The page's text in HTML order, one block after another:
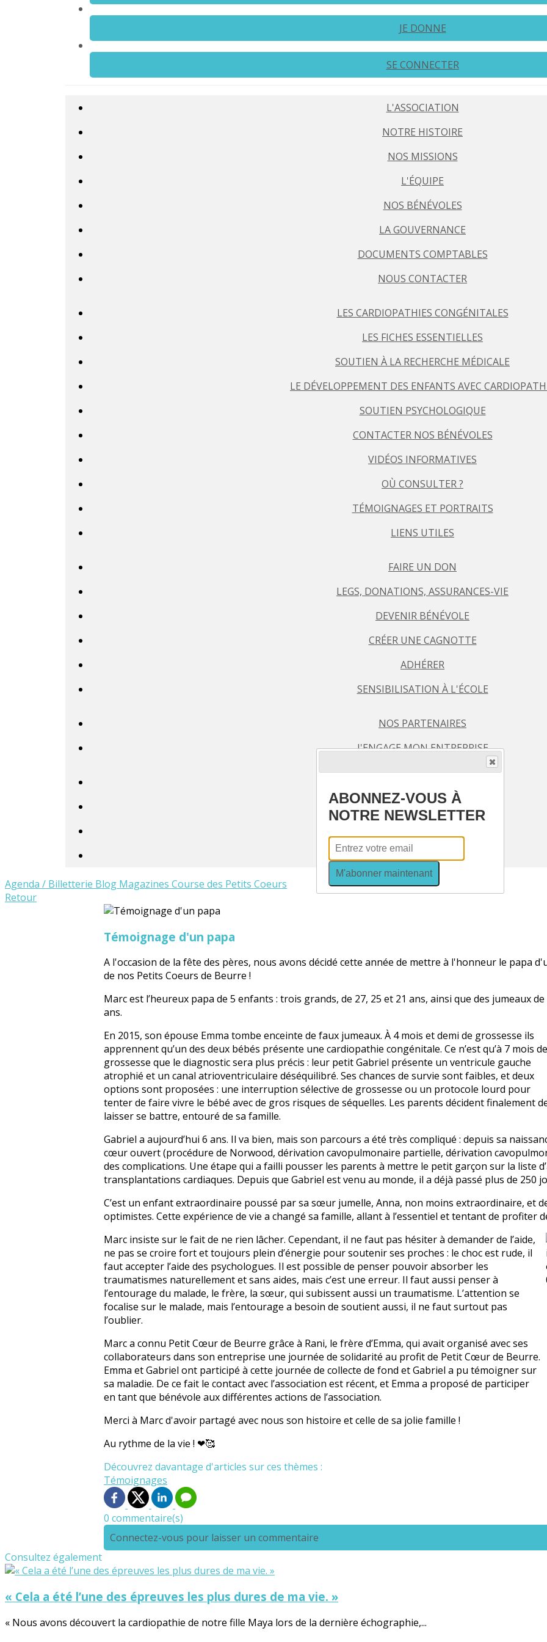
JE DONNE
SE CONNECTER
L'ASSOCIATION
NOTRE HISTOIRE
NOS MISSIONS
L'ÉQUIPE
NOS BÉNÉVOLES
LA GOUVERNANCE
DOCUMENTS COMPTABLES
NOUS CONTACTER
LES CARDIOPATHIES CONGÉNITALES
LES FICHES ESSENTIELLES
SOUTIEN À LA RECHERCHE MÉDICALE
LE DÉVELOPPEMENT DES ENFANTS AVEC
SOUTIEN PSYCHOLOGIQUE
CONTACTER NOS BÉNÉVOLES
VIDÉOS INFORMATIVES
OÙ CONSULTER ?
TÉMOIGNAGES ET PORTRAITS
LIENS UTILES
FAIRE UN DON
LEGS, DONATIONS, ASSURANCES-VIE
DEVENIR BÉNÉVOLE
CRÉER UNE CAGNOTTE
ADHÉRER
SENSIBILISATION À L'ÉCOLE
NOS PARTENAIRES
J'ENGAGE MON ENTREPRISE
BLOG
COURSE DES PETITS COEURS
Agenda / Billetterie Blog Magazines Course des Petits Coeurs
Retour
Témoignage d'un papa
A l'occasion de la fête des pères, nous avons décidé cette année de mettre à l'honneur le papa
de nos Petits Coeurs de Beurre !
Marc est l’heureux papa de 5 enfants : trois grands, de 27, 25 et 21 ans, ainsi que des jumeaux de
ans.
En 2015, son épouse Emma tombe enceinte de faux jumeaux. À 4 mois et demi de grossesse ils
apprennent qu’un des deux bébés présente une cardiopathie congénitale. Ce n’est qu’à 7 mois de
grossesse que le diagnostic sera plus précis : leur petit Gabriel présente un ventricule gauche
atrophié et un canal atrioventriculaire déséquilibré. Ses chances de survie sont faibles, et deux
options sont proposées : une interruption sélective de grossesse ou un protocole lourd pour
tenter de faire vivre le bébé avec de gros risques de séquelles. Les parents décident finalement
laisser se battre, entouré de sa famille.
Gabriel a aujourd’hui 6 ans. Il va bien, mais son parcours a été très compliqué : depuis sa
cœur ouvert (procédure de Norwood, dérivation cavopulmonaire partielle, dérivation
des complications. Une étape qui a failli pousser les parents à mettre le petit garçon sur la liste
transplantations cardiaques. Depuis que Gabriel est venu au monde, il a déjà passé plus de 250
C’est un enfant extraordinaire poussé par sa sœur jumelle, Anna, non moins extraordinaire, et
optimistes. Cette expérience de vie a changé sa famille, allant à l’essentiel et tentant de profiter
Marc insiste sur le fait de ne rien lâcher. Cependant, il ne faut pas hésiter à demander de l’aide,
ne pas se croire fort et toujours plein d’énergie pour soutenir ses proches : le choc est rude, il
faut accepter l’aide des psychologues. Il est possible de penser pouvoir absorber les
traumatismes naturellement et sans aides, mais c’est une erreur. Il faut aussi penser à
l’entourage du malade, le frère, la sœur, qui subissent aussi un traumatisme. L’attention se
focalise sur le malade, mais l’entourage a besoin de soutient aussi, il ne faut surtout pas
l’oublier.
Marc a connu Petit Cœur de Beurre grâce à Rani, le frère d’Emma, qui avait organisé avec ses
collaborateurs dans son entreprise une journée de solidarité au profit de Petit Cœur de Beurre.
Emma et Gabriel ont participé à cette journée de collecte de fond et Gabriel a pu témoigner sur
sa maladie. De ce fait le contact avec l’association est récent, et Emma a proposé de participer
en tant que bénévole aux différentes actions de l’association.
Merci à Marc d'avoir partagé avec nous son histoire et celle de sa jolie famille !
Au rythme de la vie ! ❤🥰
Découvrez davantage d'articles sur ces thèmes :
Témoignages
0 commentaire(s)
Connectez-vous pour laisser un commentaire
Consultez également
« Cela a été l’une des épreuves les plus dures de ma vie. »
« Nous avons découvert la cardiopathie de notre fille Maya lors de la dernière échographie,...
ABONNEZ-VOUS À
NOTRE NEWSLETTER
M'abonner maintenant